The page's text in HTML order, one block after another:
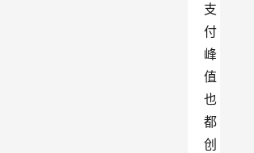
支
付
峰
值
也
都
创